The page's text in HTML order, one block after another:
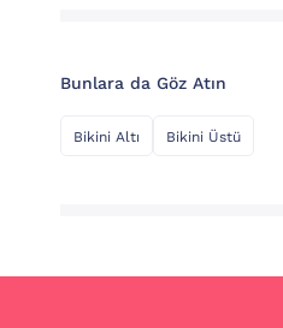
Bunlara da Göz Atın
Bikini Altı Bikini Üstü